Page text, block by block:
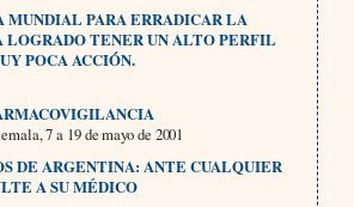
MUNDIAL PARA ERRADICAR LA
TENER UN ALTO PERFIL
POCA ACCIÓN.
7 a 19 de mayo de 2001
DE ARGENTINA: ANTE CUALQUIER
A SU MÉDICO